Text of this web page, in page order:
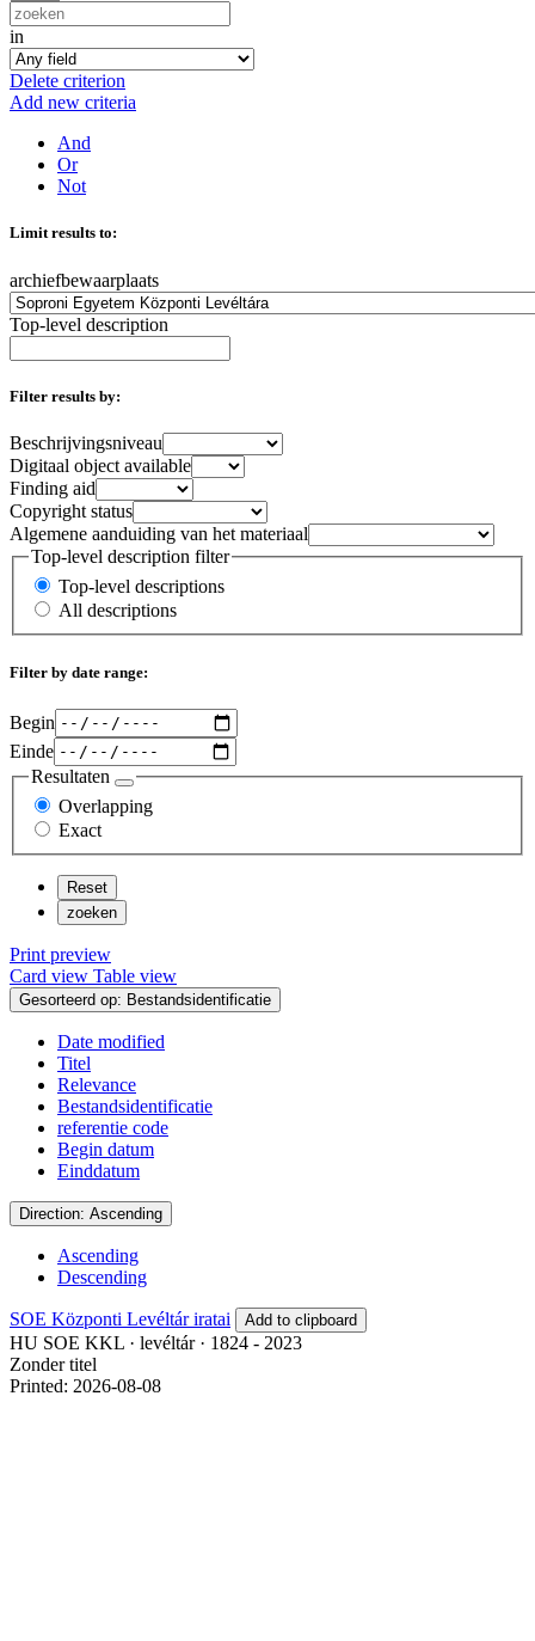
in
Delete criterion
Add new criteria
And
Or
Not
Limit results to:
archiefbewaarplaats
Top-level description
Filter results by:
Beschrijvingsniveau
Digitaal object available
Finding aid
Copyright status
Algemene aanduiding van het materiaal
Top-level description filter
Top-level descriptions
All descriptions
Filter by date range:
Begin
Einde
Resultaten
Overlapping
Exact
Print preview
Card view Table view
Gesorteerd op: Bestandsidentificatie
Date modified
Titel
Relevance
Bestandsidentificatie
referentie code
Begin datum
Einddatum
Direction: Ascending
Ascending
Descending
SOE Központi Levéltár iratai Add to clipboard
HU SOE KKL · levéltár · 1824 - 2023
Zonder titel
Printed: 2026-08-08